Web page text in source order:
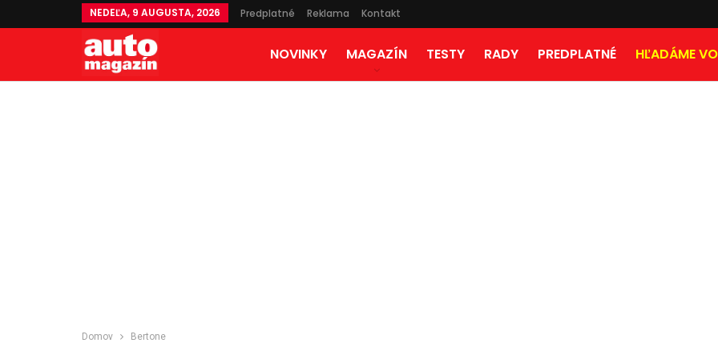
NEDEĽA, 9 AUGUSTA, 2026 Predplatné Reklama Kontakt
NOVINKY MAGAZÍN TESTY RADY PREDPLATNÉ HĽADÁME
Domov Bertone